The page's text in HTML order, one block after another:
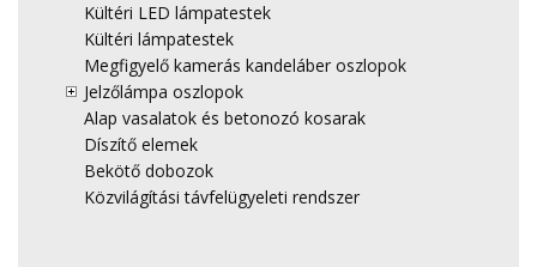
Kültéri LED lámpatestek
Kültéri lámpatestek
Megfigyelő kamerás kandeláber oszlopok
Jelzőlámpa oszlopok
Alap vasalatok és betonozó kosarak
Díszítő elemek
Bekötő dobozok
Közvilágítási távfelügyeleti rendszer